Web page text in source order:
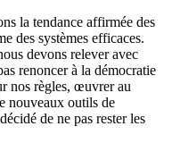
la tendance affirmée des
des systèmes efficaces.
devons relever avec
renoncer à la démocratie
nos règles, œuvrer au
nouveaux outils de
de ne pas rester les